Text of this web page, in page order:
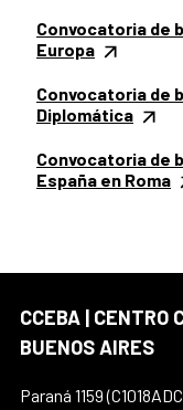
Convocatoria de
Europa
Convocatoria de
Diplomática
Convocatoria de
España en Roma
CCEBA | CENTRO
BUENOS AIRES
Paraná 1159